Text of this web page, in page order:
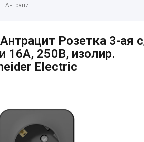
Антрацит
Розетка 3-ая
16А, 250В, изолир.
Electric